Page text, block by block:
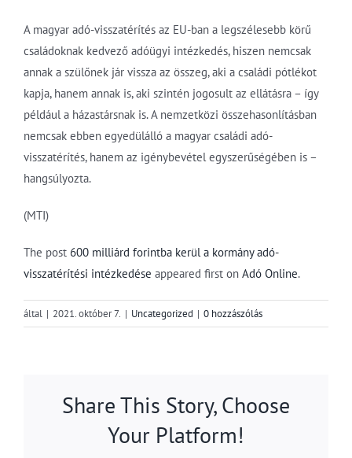
A magyar adó-visszatérítés az EU-ban a legszélesebb körű
családoknak kedvező adóügyi intézkedés, hiszen nemcsak
annak a szülőnek jár vissza az összeg, aki a családi pótlékot
kapja, hanem annak is, aki szintén jogosult az ellátásra – így
például a házastársnak is. A nemzetközi összehasonlításban
nemcsak ebben egyedülálló a magyar családi adó-
visszatérítés, hanem az igénybevétel egyszerűségében is –
hangsúlyozta.
(MTI)
The post 600 milliárd forintba kerül a kormány adó-
visszatérítési intézkedése appeared first on Adó Online.
által | 2021. október 7. | Uncategorized | 0 hozzászólás
Share This Story, Choose
Your Platform!